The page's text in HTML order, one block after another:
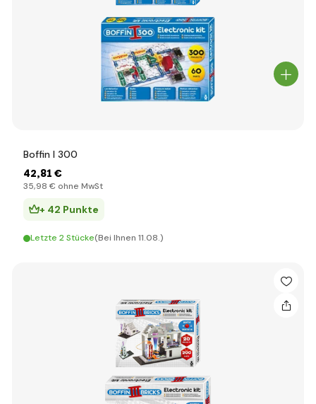
Boffin I 300
42,81 €
35,98 € ohne MwSt
+ 42 Punkte
Letzte 2 Stücke(Bei Ihnen 11.08.)